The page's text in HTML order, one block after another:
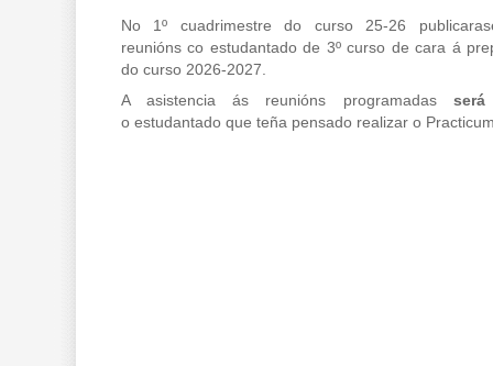
No 1º cuadrimestre do curso 25-26
reunións co estudantado de 3º curso de cara á
do curso 2026-2027.
A asistencia ás reunións programadas
o estudantado que teña pensado realizar o